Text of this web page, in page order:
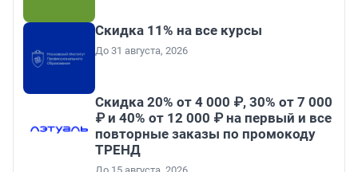
Скидка 11% на все курсы
До 31 августа, 2026
Скидка 20% от 4 000 ₽, 30% от 7 000
₽ и 40% от 12 000 ₽ на первый и все
повторные заказы по промокоду
ТРЕНД